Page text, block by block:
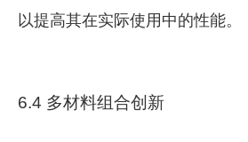
以提高其在实际使用中的性能。
6.4 多材料组合创新